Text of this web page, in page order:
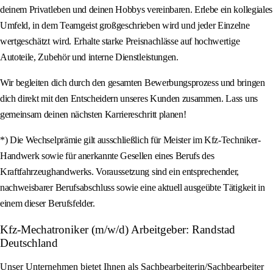
deinem Privatleben und deinen Hobbys vereinbaren. Erlebe ein kollegiales
Umfeld, in dem Teamgeist großgeschrieben wird und jeder Einzelne
wertgeschätzt wird. Erhalte starke Preisnachlässe auf hochwertige
Autoteile, Zubehör und interne Dienstleistungen.
Wir begleiten dich durch den gesamten Bewerbungsprozess und bringen
dich direkt mit den Entscheidern unseres Kunden zusammen. Lass uns
gemeinsam deinen nächsten Karriereschritt planen!
*) Die Wechselprämie gilt ausschließlich für Meister im Kfz-Techniker-
Handwerk sowie für anerkannte Gesellen eines Berufs des
Kraftfahrzeughandwerks. Voraussetzung sind ein entsprechender,
nachweisbarer Berufsabschluss sowie eine aktuell ausgeübte Tätigkeit in
einem dieser Berufsfelder.
Kfz-Mechatroniker (m/w/d) Arbeitgeber: Randstad
Deutschland
Unser Unternehmen bietet Ihnen als Sachbearbeiterin/Sachbearbeiter